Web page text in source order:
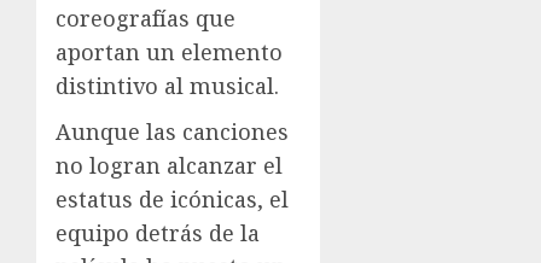
coreografías que
aportan un elemento
distintivo al musical.
Aunque las canciones
no logran alcanzar el
estatus de icónicas, el
equipo detrás de la